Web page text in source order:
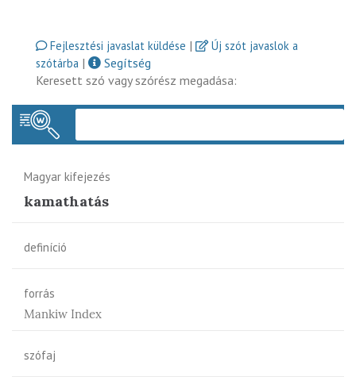
Fejlesztési javaslat küldése |
Új szót javaslok a
szótárba |
Segítség
Keresett szó vagy szórész megadása:
Magyar kifejezés
kamathatás
definíció
forrás
Mankiw Index
szófaj